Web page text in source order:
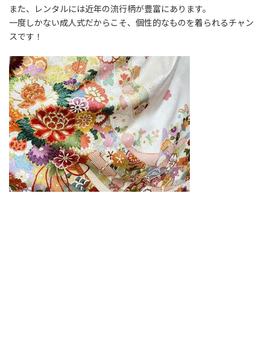
また、レンタルには近年の流行柄が豊富にあります。
一度しかない成人式だからこそ、個性的なものを着られるチャン
スです！